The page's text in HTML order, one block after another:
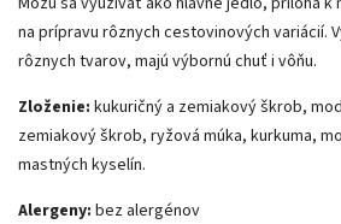
na prípravu rôznych cestovinových variácií.
rôznych tvarov, majú výbornú chuť i vôňu.
Zloženie: kukuričný a zemiakový škrob,
zemiakový škrob, ryžová múka, kurkuma,
mastných kyselín.
Alergeny: bez alergénov